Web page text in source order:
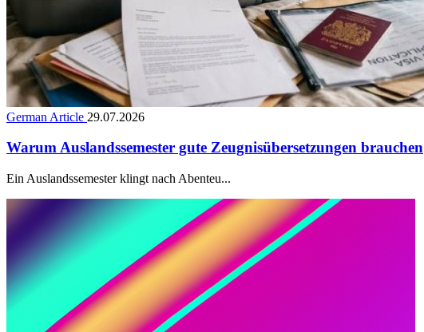
German Article 29.07.2026
Warum Auslandssemester gute Zeugnisübersetzungen brauchen
Ein Auslandssemester klingt nach Abenteu...